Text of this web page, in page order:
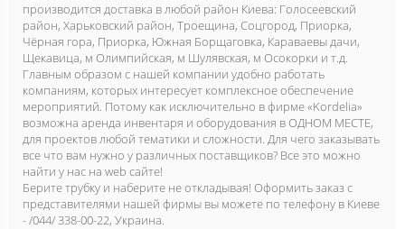
производится доставка в любой район Киева: Голосеевский
район, Харьковский район, Троещина, Соцгород, Приорка,
Чёрная гора, Приорка, Южная Борщаговка, Караваевы дачи,
Щекавица, м Олимпийская, м Шулявская, м Осокорки и т.д.
Главным образом с нашей компании удобно работать
компаниям, которых интересует комплексное обеспечение
мероприятий. Потому как исключительно в фирме «Kordelia»
возможна аренда инвентаря и оборудования в ОДНОМ МЕСТЕ,
для проектов любой тематики и сложности. Для чего заказывать
все что вам нужно у различных поставщиков? Все это можно
найти у нас на web сайте!
Берите трубку и наберите не откладывая! Оформить заказ с
представителями нашей фирмы вы можете по телефону в Киеве
- /044/ 338-00-22, Украина.